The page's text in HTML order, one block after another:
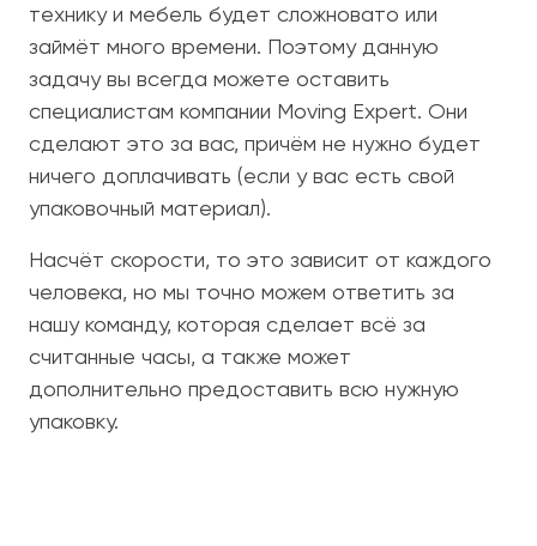
технику и мебель будет сложновато или
займёт много времени. Поэтому данную
задачу вы всегда можете оставить
специалистам компании Moving Expert. Они
сделают это за вас, причём не нужно будет
ничего доплачивать (если у вас есть свой
упаковочный материал).
Насчёт скорости, то это зависит от каждого
человека, но мы точно можем ответить за
нашу команду, которая сделает всё за
считанные часы, а также может
дополнительно предоставить всю нужную
упаковку.